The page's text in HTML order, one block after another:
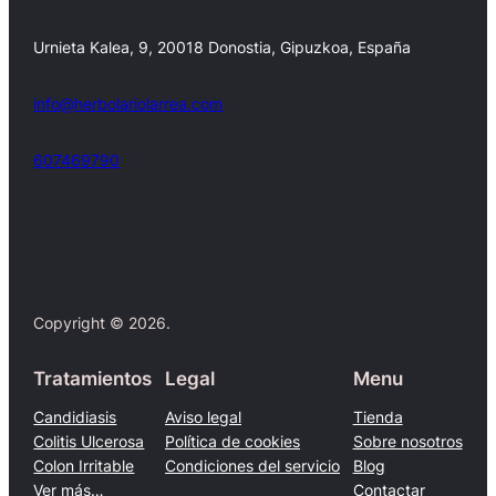
Urnieta Kalea, 9, 20018 Donostia, Gipuzkoa, España
info@herbolariolarrea.com
607469790
Copyright © 2026.
Tratamientos
Candidiasis
Colitis Ulcerosa
Colon Irritable
Ver más…
Legal
Aviso legal
Política de cookies
Condiciones del servicio
Menu
Tienda
Sobre nosotros
Blog
Contactar